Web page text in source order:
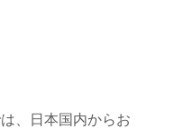
、日本国内からお